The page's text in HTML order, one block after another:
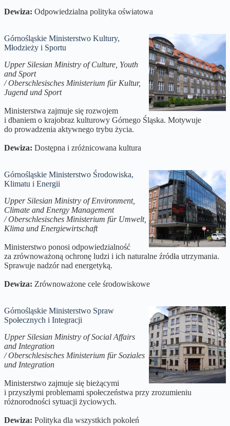
Dewiza: Odpowiedzialna polityka oświatowa
Górnośląskie Ministerstwo Kultury,
Młodzieży i Sportu
Upper Silesian Ministry of Culture, Youth
and Sport
/ Oberschlesisches Ministerium für Kultur,
Jugend und Sport
Ministerstwa zajmuje się rozwojem
i dbaniem o krajobraz kulturowy Górnego Śląska. Motywuje
do prowadzenia aktywnego trybu życia.
Dewiza: Dostępna i zróżnicowana kultura
Górnośląskie Ministerstwo Środowiska,
Klimatu i Energii
Upper Silesian Ministry of Environment,
Climate and Energy Management
/ Oberschlesisches Ministerium für Umwelt,
Klima und Energiewirtschaft
Ministerstwo ponosi odpowiedzialność
za zrównoważoną ochronę ludzi i ich naturalne źródła utrzymania.
Sprawuje nadzór nad energetyką.
Dewiza: Zrównoważone cele środowiskowe
Górnośląskie Ministerstwo Spraw
Społecznych i Integracji
Upper Silesian Ministry of Social Affairs
and Integration
/ Oberschlesisches Ministerium für Soziales
und Integration
Ministerstwo zajmuje się bieżącymi
i przyszłymi problemami społeczeństwa przy zrozumieniu
różnorodności sytuacji życiowych.
Dewiza: Polityka dla wszystkich pokoleń